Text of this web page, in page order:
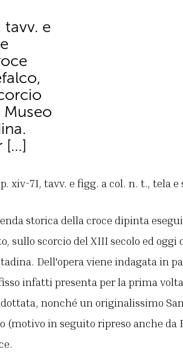
tavv. e
[…]
xiv-71, tavv. e figg. a col. n. t., tela e
storica della croce dipinta
sullo scorcio del XIII secolo ed oggi
Dell'opera viene indagata in
infatti presenta per la prima
nonché un originalissimo
(motivo in seguito ripreso anche da